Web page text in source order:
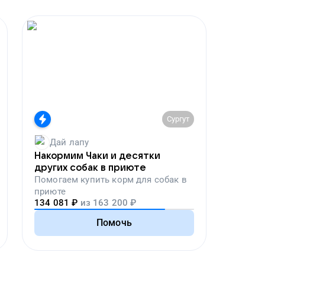
Сургут
Дай лапу
Накормим Чаки и десятки
других собак в приюте
Помогаем купить корм для собак в
приюте
134 081 ₽ из 163 200 ₽
Помочь